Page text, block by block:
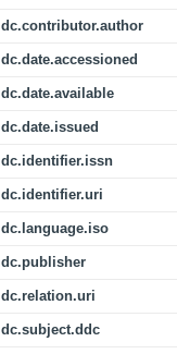
dc.contributor.author
dc.date.accessioned
dc.date.available
dc.date.issued
dc.identifier.issn
dc.identifier.uri
dc.language.iso
dc.publisher
dc.relation.uri
dc.subject.ddc